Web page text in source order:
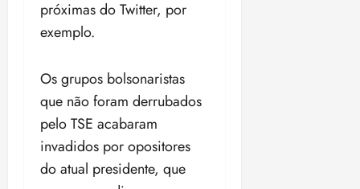
próximas do Twitter, por
exemplo.
Os grupos bolsonaristas
que não foram derrubados
pelo TSE acabaram
invadidos por opositores
do atual presidente, que